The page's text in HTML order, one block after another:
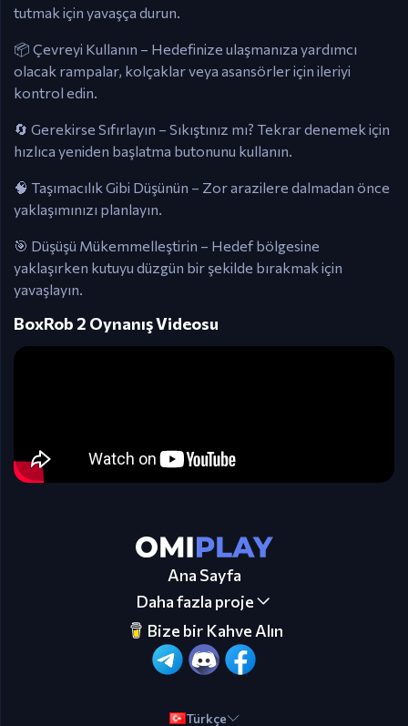
tutmak için yavaşça durun.
📦 Çevreyi Kullanın – Hedefinize ulaşmanıza yardımcı
olacak rampalar, kolçaklar veya asansörler için ileriyi
kontrol edin.
🔄 Gerekirse Sıfırlayın – Sıkıştınız mı? Tekrar denemek için
hızlıca yeniden başlatma butonunu kullanın.
🧠 Taşımacılık Gibi Düşünün – Zor arazilere dalmadan önce
yaklaşımınızı planlayın.
🎯 Düşüşü Mükemmelleştirin – Hedef bölgesine
yaklaşırken kutuyu düzgün bir şekilde bırakmak için
yavaşlayın.
BoxRob 2 Oynanış Videosu
Ana Sayfa
Daha fazla proje
Bize bir Kahve Alın
Türkçe